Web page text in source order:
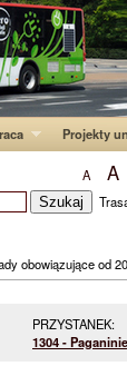
Projekty
A A
obowiązujące od
PRZYSTANEK:
1304 -